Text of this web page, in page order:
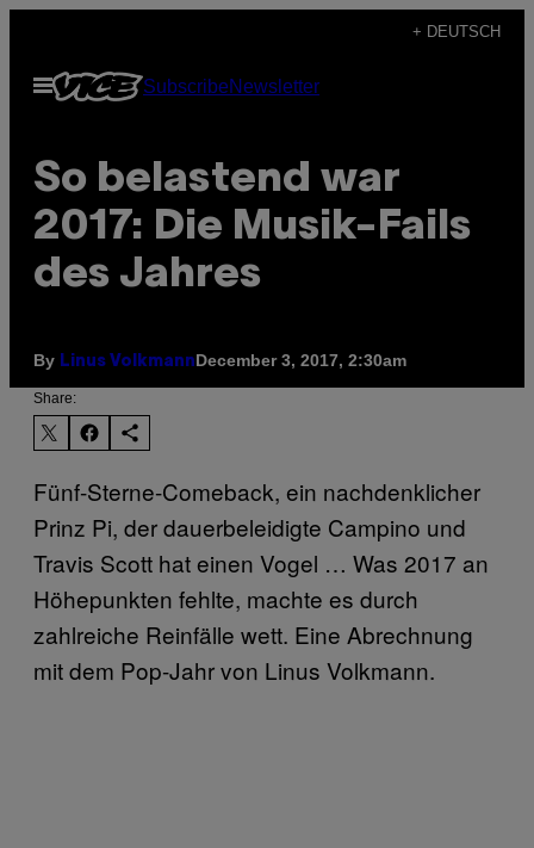
content
+ DEUTSCH
Open
Menu
SubscribeNewsletter
So belastend war
2017: Die Musik-Fails
des Jahres
By Linus VolkmannDecember 3, 2017, 2:30am
Share:
Fünf-Sterne-Comeback, ein nachdenklicher
Prinz Pi, der dauerbeleidigte Campino und
Travis Scott hat einen Vogel … Was 2017 an
Höhepunkten fehlte, machte es durch
zahlreiche Reinfälle wett. Eine Abrechnung
mit dem Pop-Jahr von Linus Volkmann.